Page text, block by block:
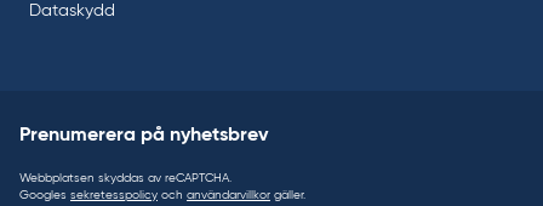
Dataskydd
Prenumerera på nyhetsbrev
Webbplatsen skyddas av reCAPTCHA.
Googles sekretesspolicy och användarvillkor gäller.